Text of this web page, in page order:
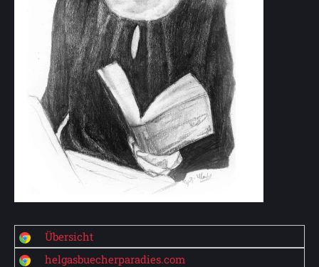
Übersicht
helgasbuecherparadies.com